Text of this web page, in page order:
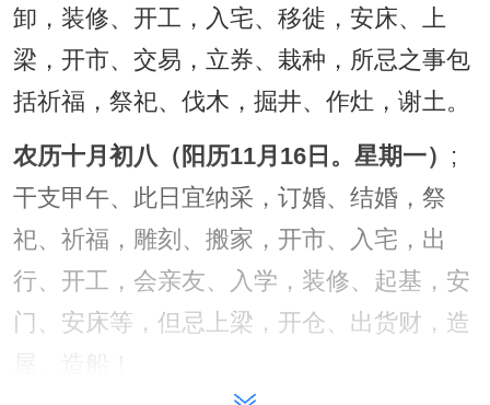
卸，装修、开工，入宅、移徙，安床、上
梁，开市、交易，立券、栽种，所忌之事包
括祈福，祭祀、伐木，掘井、作灶，谢土。
农历十月初八（阳历11月16日。星期一） ;
干支甲午、此日宜纳采，订婚、结婚，祭
祀、祈福，雕刻、搬家，开市、入宅，出
行、开工，会亲友、入学，装修、起基，安
门、安床等，但忌上梁，开仓、出货财，造